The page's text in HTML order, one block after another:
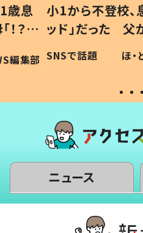
歳息
？」
編集部
小1から不登校、
ッド」だった 父
作り続ける理由
#令和の子
SNSで話題 ほ
ニュース